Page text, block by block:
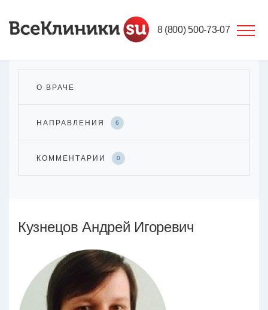
8 (800) 500-73-07
О ВРАЧЕ
НАПРАВЛЕНИЯ 6
КОММЕНТАРИИ 0
Кузнецов Андрей Игоревич